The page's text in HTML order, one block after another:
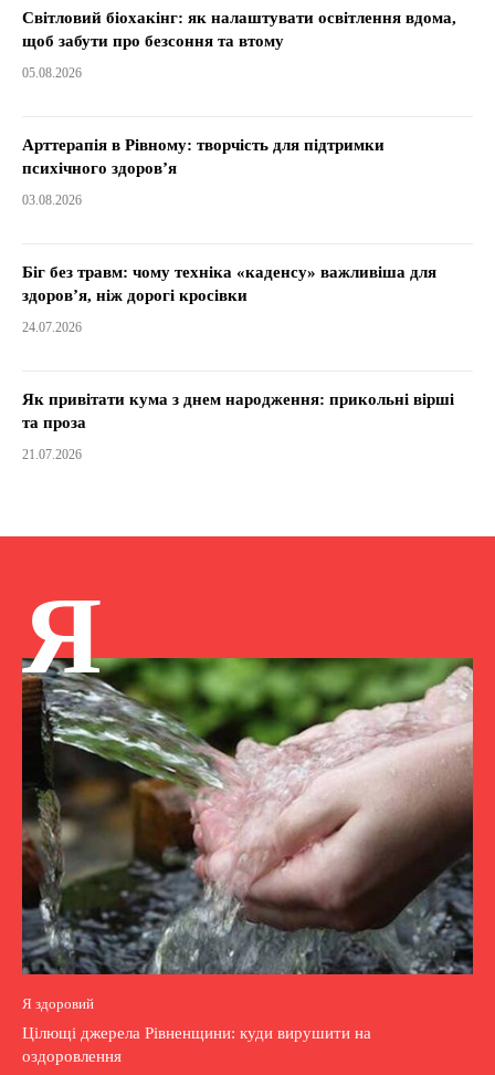
Світловий біохакінг: як налаштувати освітлення вдома,
щоб забути про безсоння та втому
05.08.2026
Арттерапія в Рівному: творчість для підтримки
психічного здоров’я
03.08.2026
Біг без травм: чому техніка «каденсу» важливіша для
здоров’я, ніж дорогі кросівки
24.07.2026
Як привітати кума з днем народження: прикольні вірші
та проза
21.07.2026
Я
Я здоровий
Цілющі джерела Рівненщини: куди вирушити на
оздоровлення